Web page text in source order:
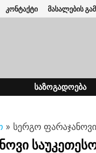
კონტაქტი მასალების
ᲡᲐᲖᲝᲒᲐᲓᲝᲔᲑᲐ
» სერგო